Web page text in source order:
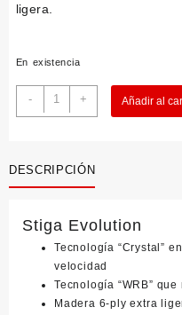
ligera.
En existencia
-
Stiga
Nitro
+ Añadir al
DESCRIPCIÓN
Stiga Evolution
Tecnología “Crystal”
velocidad
Tecnología “WRB”
Madera 6-ply extra